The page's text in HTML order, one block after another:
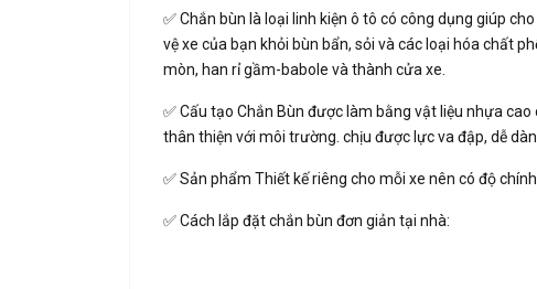
✅ Chắn bùn là loại linh kiện ô tô có công dụng giúp
vệ xe của bạn khỏi bùn bẩn, sỏi và các loại hóa chất
mòn, han rỉ gầm-babole và thành cửa xe.
✅ Cấu tạo Chắn Bùn được làm bằng vật liệu nhựa
thân thiện với môi trường. chịu được lực va đập, dễ
✅ Sản phẩm Thiết kế riêng cho mỗi xe nên có độ
✅ Cách lắp đặt chắn bùn đơn giản tại nhà: